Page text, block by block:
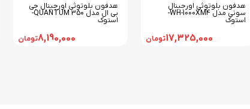
هدفون بلوتوثی اورجینال
سونی مدل WH-1000XM4-
استوک
17,325,000تومان
هدفون بلوتوثی اورجینال جی
بی ال مدل QUANTUM 350-
استوک
8,190,000تومان